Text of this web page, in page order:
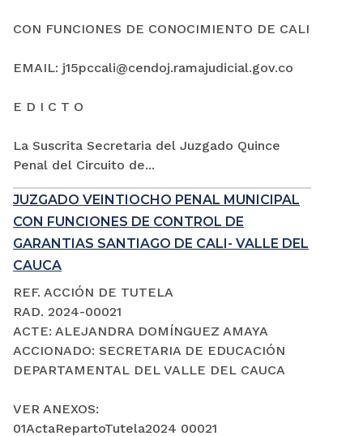
CON FUNCIONES DE CONOCIMIENTO DE CALI
EMAIL: j15pccali@cendoj.ramajudicial.gov.co
E D I C T O
La Suscrita Secretaria del Juzgado Quince
Penal del Circuito de...
JUZGADO VEINTIOCHO PENAL MUNICIPAL
CON FUNCIONES DE CONTROL DE
GARANTIAS SANTIAGO DE CALI- VALLE DEL
CAUCA
REF. ACCIÓN DE TUTELA
RAD. 2024-00021
ACTE: ALEJANDRA DOMÍNGUEZ AMAYA
ACCIONADO: SECRETARIA DE EDUCACIÓN
DEPARTAMENTAL DEL VALLE DEL CAUCA
VER ANEXOS:
01ActaRepartoTutela2024 00021